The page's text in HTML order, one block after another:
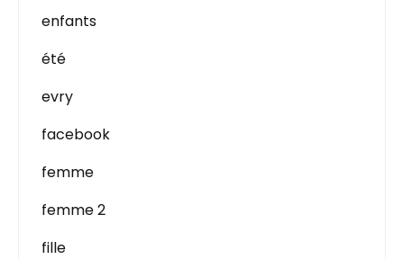
enfants
été
evry
facebook
femme
femme 2
fille